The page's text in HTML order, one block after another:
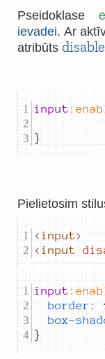
Pseidoklase
ievadei. Ar
atribūts
input
}
Pielietosim
<input>
<input
input
border :
box-
}